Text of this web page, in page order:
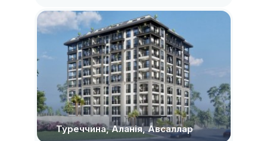
Туреччина, Аланія, Авсаллар